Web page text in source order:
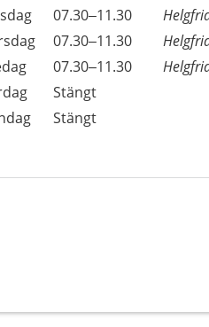
07.30–11.30
07.30–11.30
07.30–11.30
Stängt
Stängt